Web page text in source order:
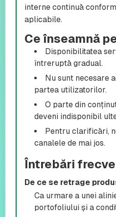
interne continuă
aplicabile.
Ce înseamnă
Disponibilitatea
întreruptă gradual.
Nu sunt necesare
partea utilizatorilor.
O parte din
deveni indisponibil
Pentru clarificări,
canalele de mai jos.
Întrebări
De ce se retrage
Ca urmare a unei
portofoliului și a